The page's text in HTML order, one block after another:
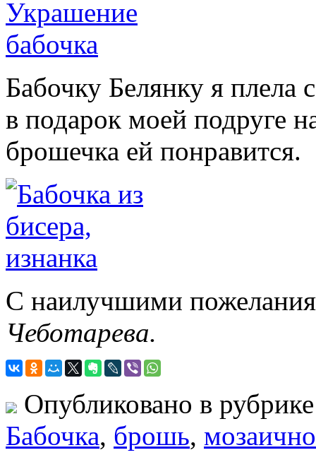
Бабочку Белянку я
в подарок моей подруге
брошечка ей понравится.
С наилучшими
Чеботарева.
Опубликовано в
Бабочка, брошь,